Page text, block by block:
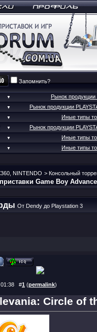
Запомнить?
▼
Рынок продукции
▼
Рынок продукции
▼
Иные типы
▼
Рынок продукции
▼
Иные типы
▼ Иные типы
NINTENDO > Консольный
Game Boy Advance
От Dendy до Playstation 3
#1 (permalink)
Circle of